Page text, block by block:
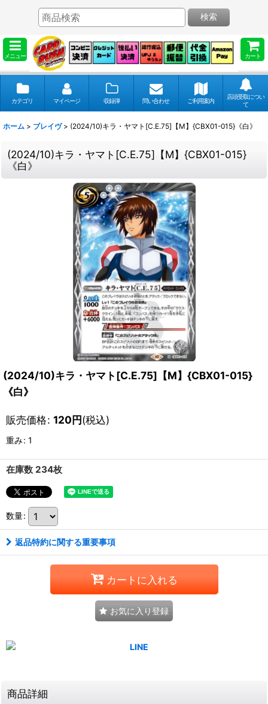
メニュー カート
検索
カテゴリ マイページ 収録弾 問い合わせ ご利用案内
店頭受取につい
て
ホーム > ブレイヴ > (2024/10)キラ・ヤマト[C.E.75]【M】{CBX01-015}《白》
(2024/10)キラ・ヤマト[C.E.75]【M】{CBX01-015}
《白》
(2024/10)キラ・ヤマト[C.E.75]【M】{CBX01-015}
《白》
販売価格: 120円(税込)
重み: 1
在庫数 234枚
数量:
返品特約に関する重要事項
カートに入れる
お気に入り登録
商品詳細